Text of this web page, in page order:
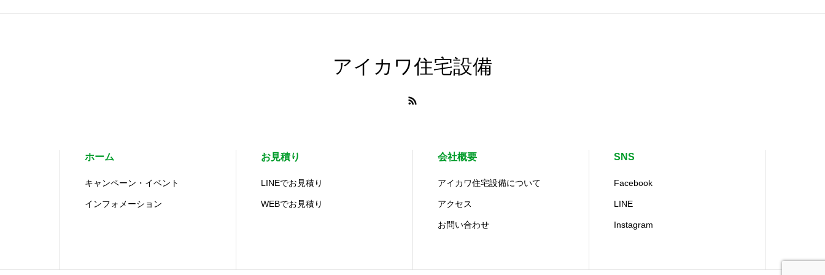
アイカワ住宅設備
ホーム
キャンペーン・イベント
インフォメーション
お見積り
LINEでお見積り
WEBでお見積り
会社概要
アイカワ住宅設備について
アクセス
お問い合わせ
SNS
Facebook
LINE
Instagram